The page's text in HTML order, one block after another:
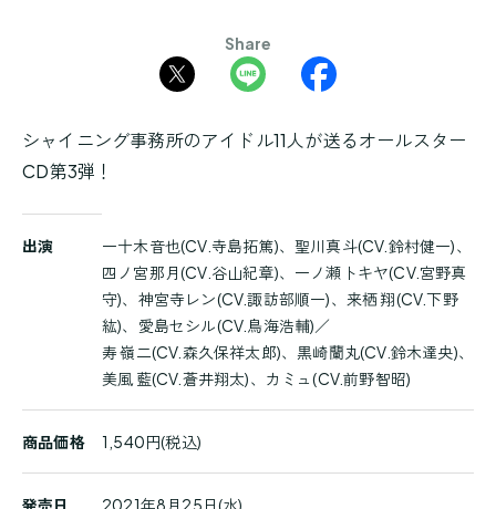
Share
シャイニング事務所のアイドル11人が送るオールスター
CD第3弾！
品
出演
一十木音也(CV.寺島拓篤)、聖川真斗(CV.鈴村健一)、
四ノ宮那月(CV.谷山紀章)、一ノ瀬トキヤ(CV.宮野真
守)、神宮寺レン(CV.諏訪部順一)、来栖 翔(CV.下野
紘)、愛島セシル(CV.鳥海浩輔)／
寿 嶺二(CV.森久保祥太郎)、黒崎蘭丸(CV.鈴木達央)、
美風 藍(CV.蒼井翔太)、カミュ(CV.前野智昭)
商品価格 1,540円(税込)
発売日 2021年8月25日(水)